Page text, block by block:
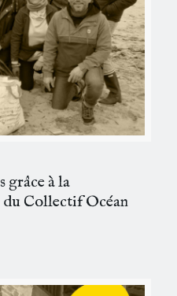
grâce à la
Collectif Océan